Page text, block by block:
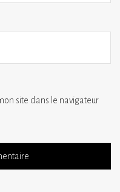
site dans le navigateur